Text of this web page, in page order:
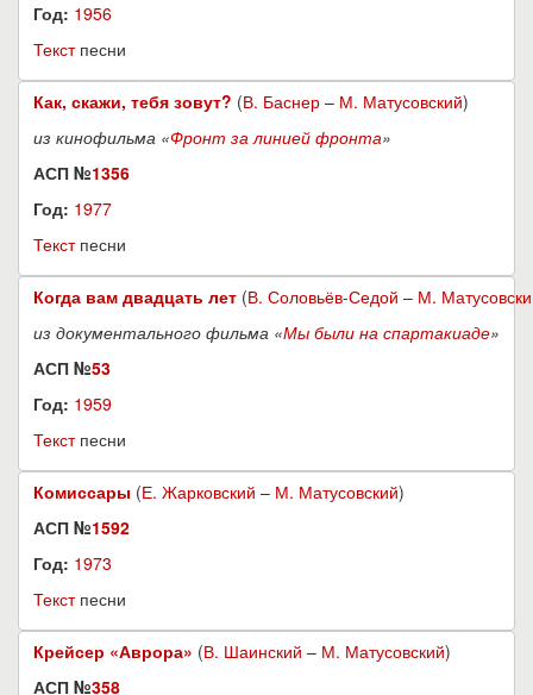
Год: 1956
Текстпесни
Как, скажи, тебя зовут? (В. Баснер – М. Матусовский)
из кинофильма «Фронт за линией фронта»
АСП №1356
Год: 1977
Текстпесни
Когда вам двадцать лет (В. Соловьёв-Седой – М.
из документального фильма «Мы были на спартакиаде»
АСП №53
Год: 1959
Текстпесни
Комиссары (Е. Жарковский – М. Матусовский)
АСП №1592
Год: 1973
Текстпесни
Крейсер «Аврора» (В. Шаинский – М. Матусовский)
АСП №358